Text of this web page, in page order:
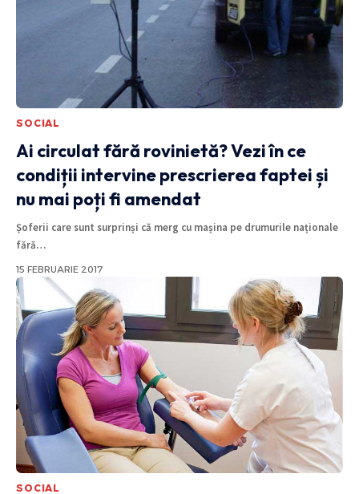
SOCIAL
Ai circulat fără rovinietă? Vezi în ce
condiții intervine prescrierea faptei și
nu mai poți fi amendat
Șoferii care sunt surprinși că merg cu mașina pe drumurile naționale
fără…
15 FEBRUARIE 2017
SOCIAL